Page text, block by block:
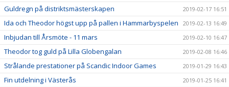
Guldregn på distriktsmästerskapen 2019-02-17 16:51
Ida och Theodor högst upp på pallen i Hammarbyspelen 2019-02-13 16:49
Inbjudan till Årsmöte - 11 mars 2019-02-10 16:47
Theodor tog guld på Lilla Globengalan 2019-02-08 16:46
Strålande prestationer på Scandic Indoor Games 2019-01-29 16:43
Fin utdelning i Västerås 2019-01-25 16:41